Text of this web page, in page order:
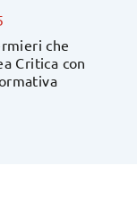
che
Critica con